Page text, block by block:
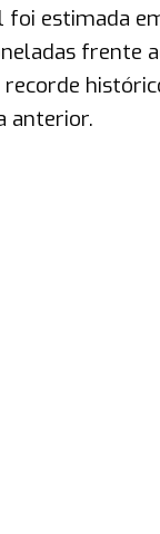
foi estimada
frente
anterior.